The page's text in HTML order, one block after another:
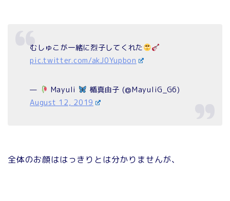
むしゅこが一緒に烈子してくれた
pic.twitter.com/akJ0Yupbon
— Mayuli
楯真由子 (@MayuliG_G6)
August 12, 2019
全体のお顔ははっきりとは分かりませんが、